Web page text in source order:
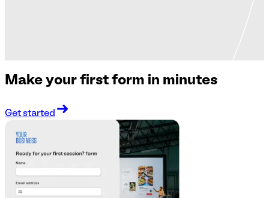
Make your first form in minutes
Get started